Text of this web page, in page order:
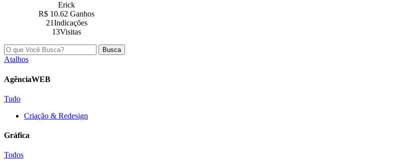
Erick
R$ 10.62 Ganhos
21Indicações
13Visitas
Busca
Atalhos
AgênciaWEB
Tudo
Criação & Redesign
Gráfica
Todos